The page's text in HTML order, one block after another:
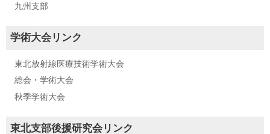
九州支部
学術大会リンク
東北放射線医療技術学術大会
総会・学術大会
秋季学術大会
東北支部後援研究会リンク